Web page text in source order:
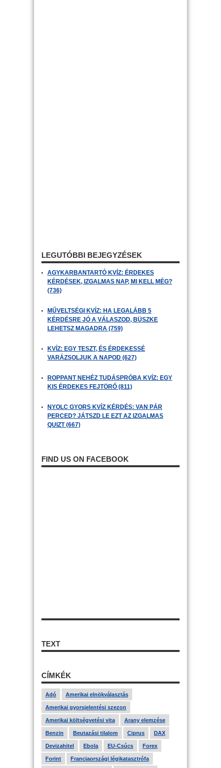
LEGUTÓBBI BEJEGYZÉSEK
AGYKARBANTARTÓ KVÍZ: ÉRDEKES
KÉRDÉSEK, IZGALMAS NAP, MI KELL MÉG?
(736)
MŰVELTSÉGI KVÍZ: HA LEGALÁBB 5
KÉRDÉSRE JÓ A VÁLASZOD, BÜSZKE
LEHETSZ MAGADRA (759)
KVÍZ: EGY TESZT, ÉS ÉRDEKESSÉ
VARÁZSOLJUK A NAPOD (627)
ROPPANT NEHÉZ TUDÁSPRÓBA KVÍZ: EGY
KIS ÉRDEKES FEJTÖRŐ (811)
NYOLC GYORS KVÍZ KÉRDÉS: VAN PÁR
PERCED? JÁTSZD LE EZT AZ IZGALMAS
QUIZT (667)
FIND US ON FACEBOOK
TEXT
CÍMKÉK
Adó Amerikai elnökválasztás
Amerikai gyorsjelentési szezon
Amerikai költségvetési vita Arany elemzése
Benzin Beutazási tilalom Ciprus DAX
Devizahitel Ebola EU-Csúcs Forex
Forint Franciaországi légikatasztrófa